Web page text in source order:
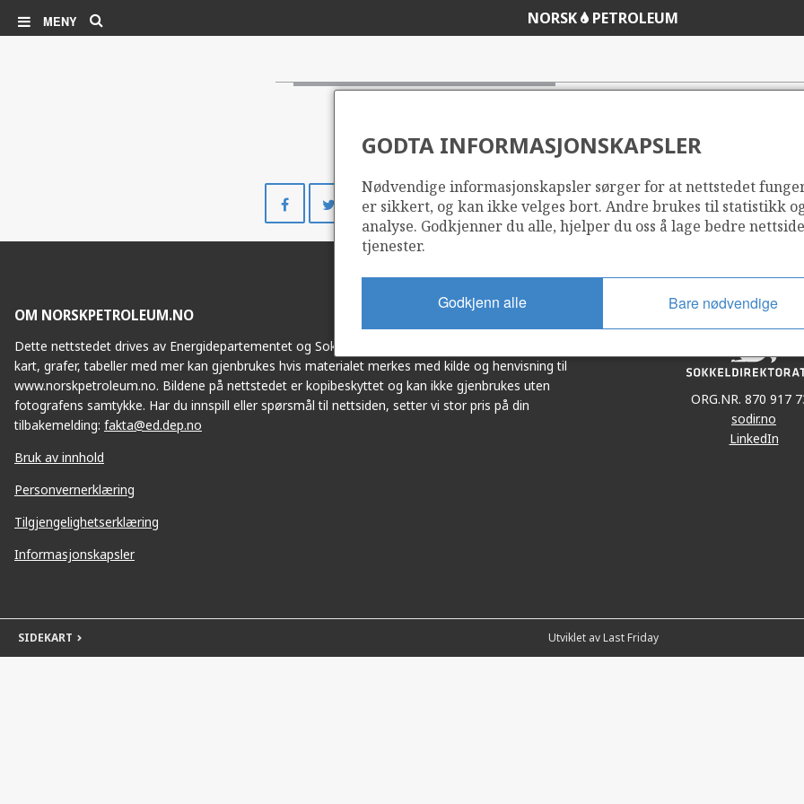
MENY NORSK PETROLEUM
på
Facebook
Del
på
Twitter
Del
på
LinkedIn
Del
i
e-
GODTA INFORMASJONSKAPSLER
Nødvendige informasjonskapsler sørger for at nettstedet
er sikkert, og kan ikke velges bort. Andre brukes til statistikk
analyse. Godkjenner du alle, hjelper du oss å lage bedre
tjenester.
Godkjenn alle Bare nødvendige
OM NORSKPETROLEUM.NO
Dette nettstedet drives av Energidepartementet og Sokkeldirektoratet i samarbeid. Illustrasjoner,
kart, grafer, tabeller med mer kan gjenbrukes hvis materialet merkes med kilde og henvisning til
www.norskpetroleum.no. Bildene på nettstedet er kopibeskyttet og kan ikke gjenbrukes uten
fotografens samtykke. Har du innspill eller spørsmål til nettsiden, setter vi stor pris på din
tilbakemelding: fakta@ed.dep.no
Bruk av innhold
Personvernerklæring
Tilgjengelighetserklæring
Informasjonskapsler
ORG.NR. 870 917
sodir.no
LinkedIn
SIDEKART Utviklet av Last Friday